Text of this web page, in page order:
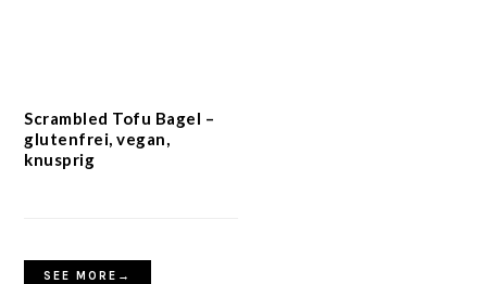
Scrambled Tofu Bagel –
glutenfrei, vegan,
knusprig
SEE MORE→